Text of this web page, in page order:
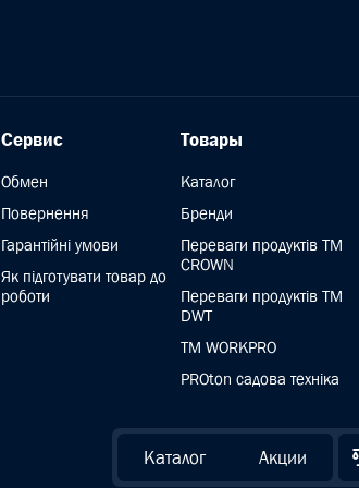
Каталог Акции
Сервис
Обмен
Повернення
Гарантійні умови
Як підготувати товар до
роботи
Товары
Каталог
Бренди
Переваги продуктів ТМ
CROWN
Переваги продуктів TM
DWT
ТМ WORKPRO
PROton садова техніка